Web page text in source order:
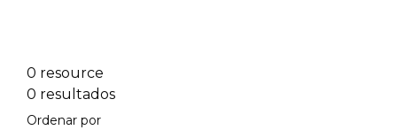
0 resource
0 resultados
Ordenar por